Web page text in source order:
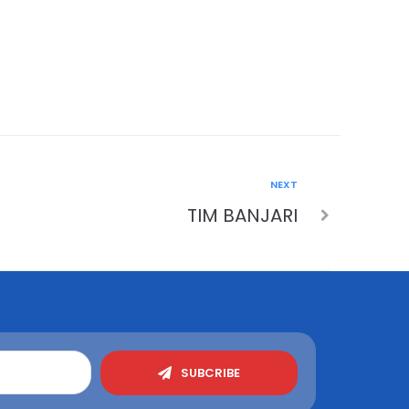
NEXT
TIM BANJARI
SUBCRIBE